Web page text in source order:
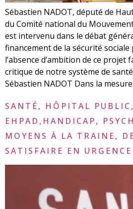
Sébastien NADOT, député de
du Comité national du
est intervenu dans le débat
financement de la sécurité
l’absence d’ambition de ce projet
critique de notre système de
Sébastien NADOT Dans la
SANTÉ, HÔPITAL PUBLIC,
EHPAD,HANDICAP,
MOYENS À LA TRAINE,
SATISFAIRE EN